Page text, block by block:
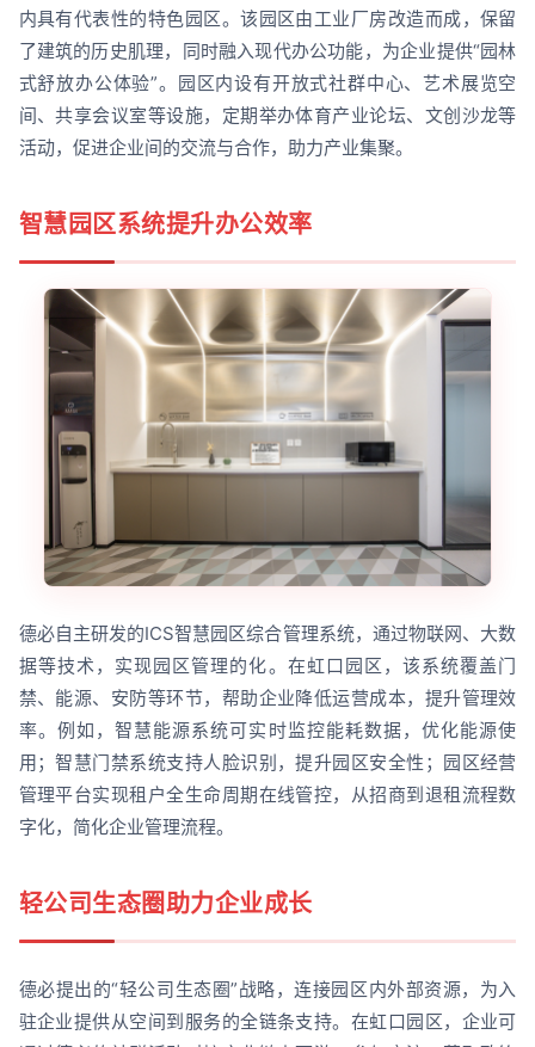
内具有代表性的特色园区。该园区由工业厂房改造而成，保留
了建筑的历史肌理，同时融入现代办公功能，为企业提供“园林
式舒放办公体验”。园区内设有开放式社群中心、艺术展览空
间、共享会议室等设施，定期举办体育产业论坛、文创沙龙等
活动，促进企业间的交流与合作，助力产业集聚。
智慧园区系统提升办公效率
德必自主研发的ICS智慧园区综合管理系统，通过物联网、大数
据等技术，实现园区管理的化。在虹口园区，该系统覆盖门
禁、能源、安防等环节，帮助企业降低运营成本，提升管理效
率。例如，智慧能源系统可实时监控能耗数据，优化能源使
用；智慧门禁系统支持人脸识别，提升园区安全性；园区经营
管理平台实现租户全生命周期在线管控，从招商到退租流程数
字化，简化企业管理流程。
轻公司生态圈助力企业成长
德必提出的“轻公司生态圈”战略，连接园区内外部资源，为入
驻企业提供从空间到服务的全链条支持。在虹口园区，企业可